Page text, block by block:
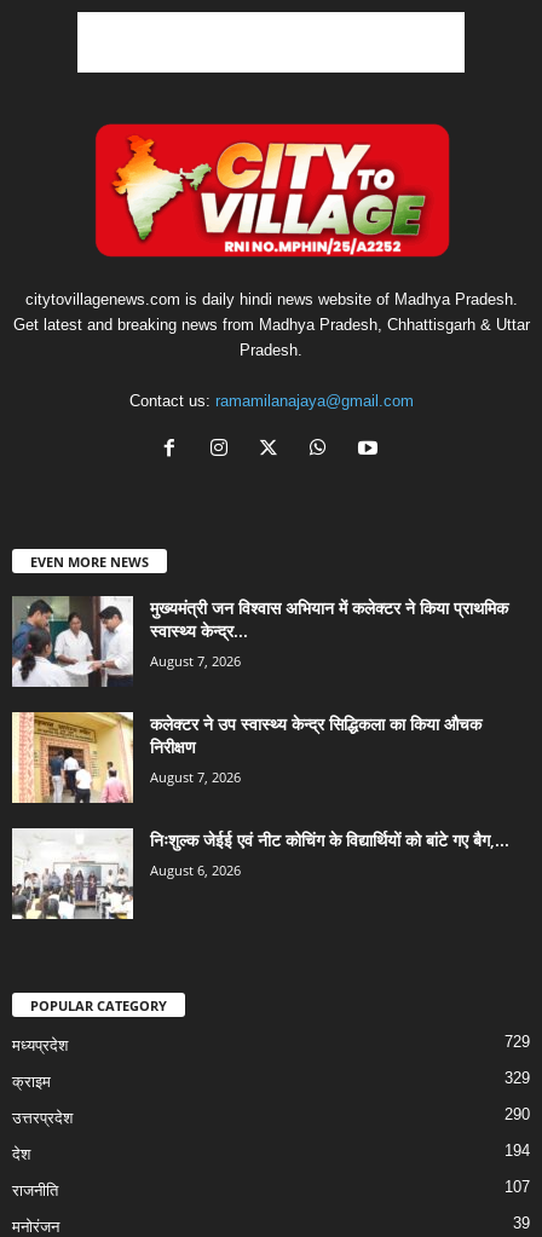
citytovillagenews.com is daily hindi news website of Madhya Pradesh.
Get latest and breaking news from Madhya Pradesh, Chhattisgarh & Uttar
Pradesh.
Contact us: ramamilanajaya@gmail.com
EVEN MORE NEWS
मुख्यमंत्री जन विश्वास अभियान में कलेक्टर ने किया प्राथमिक
स्वास्थ्य केन्द्र...
August 7, 2026
कलेक्टर ने उप स्वास्थ्य केन्द्र सिद्धिकला का किया औचक
निरीक्षण
August 7, 2026
निःशुल्क जेईई एवं नीट कोचिंग के विद्यार्थियों को बांटे गए बैग,...
August 6, 2026
POPULAR CATEGORY
मध्यप्रदेश 729
क्राइम 329
उत्तरप्रदेश 290
देश 194
राजनीति 107
मनोरंजन 39